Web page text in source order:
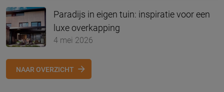
Paradijs in eigen tuin: inspiratie voor een
luxe overkapping
4 mei 2026
NAAR OVERZICHT